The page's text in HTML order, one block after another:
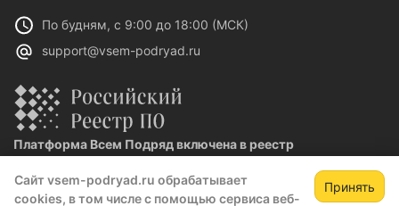
Сайт vsem-podryad.ru обрабатывает
cookies, в том числе с помощью сервиса веб-
Принять
По будням, с 9:00 до 18:00 (МСК)
support@vsem-podryad.ru
Платформа Всем Подряд включена в реестр
Реестровая запись №32021 от 06.02.2026